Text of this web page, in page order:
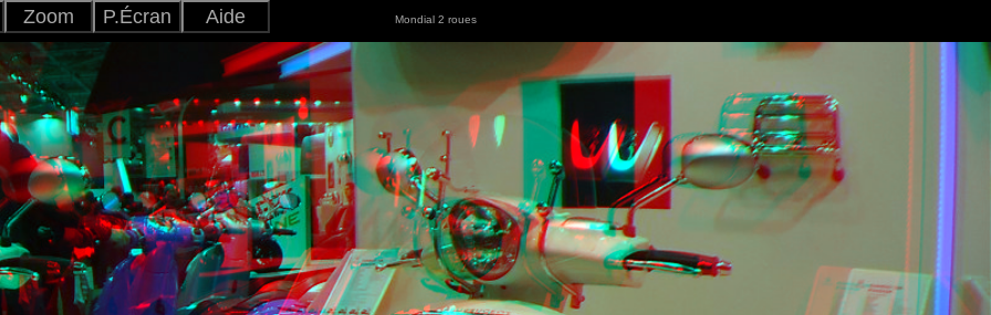
Zoom
Ajuster
+
P.Écran
Aide
Japonais
Anglais
Version
Mondial 2 roues